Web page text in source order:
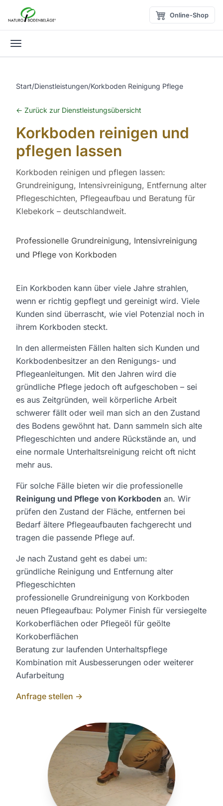
Zum Inhalt springen
Online-Shop
Menü öffnen
Start/Dienstleistungen/Korkboden Reinigung Pflege
← Zurück zur Dienstleistungsübersicht
Korkboden reinigen und
pflegen lassen
Korkboden reinigen und pflegen lassen:
Grundreinigung, Intensivreinigung, Entfernung alter
Pflegeschichten, Pflegeaufbau und Beratung für
Klebekork – deutschlandweit.
Professionelle Grundreinigung, Intensivreinigung
und Pflege von Korkboden
Ein Korkboden kann über viele Jahre strahlen,
wenn er richtig gepflegt und gereinigt wird. Viele
Kunden sind überrascht, wie viel Potenzial noch in
ihrem Korkboden steckt.
In den allermeisten Fällen halten sich Kunden und
Korkbodenbesitzer an den Renigungs- und
Pflegeanleitungen. Mit den Jahren wird die
gründliche Pflege jedoch oft aufgeschoben – sei
es aus Zeitgründen, weil körperliche Arbeit
schwerer fällt oder weil man sich an den Zustand
des Bodens gewöhnt hat. Dann sammeln sich alte
Pflegeschichten und andere Rückstände an, und
eine normale Unterhaltsreinigung reicht oft nicht
mehr aus.
Für solche Fälle bieten wir die professionelle
Reinigung und Pflege von Korkboden an. Wir
prüfen den Zustand der Fläche, entfernen bei
Bedarf ältere Pflegeaufbauten fachgerecht und
tragen die passende Pflege auf.
Je nach Zustand geht es dabei um:
gründliche Reinigung und Entfernung alter
Pflegeschichten
professionelle Grundreinigung von Korkboden
neuen Pflegeaufbau: Polymer Finish für versiegelte
Korkoberflächen oder Pflegeöl für geölte
Korkoberflächen
Beratung zur laufenden Unterhaltspflege
Kombination mit Ausbesserungen oder weiterer
Aufarbeitung
Anfrage stellen →